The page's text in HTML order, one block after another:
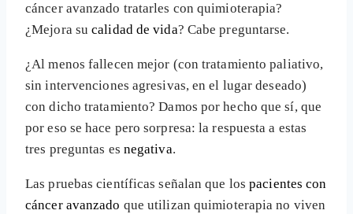
cáncer avanzado tratarles con quimioterapia?
¿Mejora sucalidad de vida? Cabe preguntarse.
¿Al menos fallecen mejor (con tratamiento paliativo,
sin intervenciones agresivas, en el lugar deseado)
con dicho tratamiento? Damos por hecho que sí, que
por eso se hace pero sorpresa: la respuesta a estas
tres preguntas es negativa.
Las pruebas científicas señalan que lospacientes con
cáncer avanzado que utilizan quimioterapia no viven